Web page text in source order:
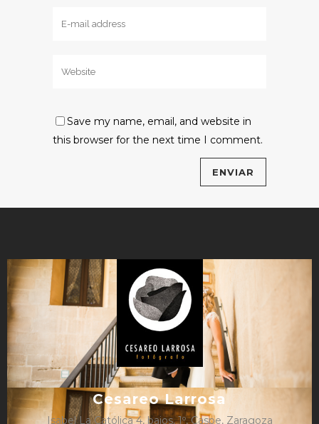
Save my name, email, and website in
this browser for the next time I comment.
Cesareo Larrosa
Isabel La Católica 4, bajos, 1º, Caspe, Zaragoza